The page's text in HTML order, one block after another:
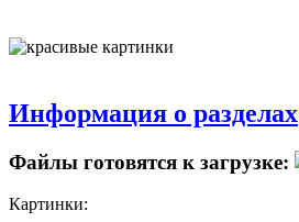
Информация о разделах
Файлы готовятся к загрузке:
Картинки: